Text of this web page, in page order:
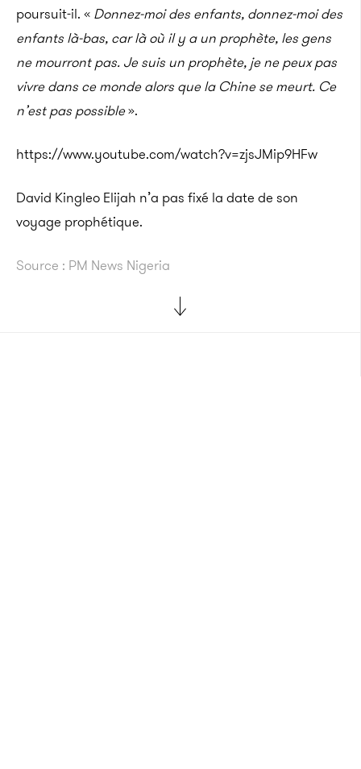
poursuit-il. « Donnez-moi des enfants, donnez-moi des
enfants là-bas, car là où il y a un prophète, les gens
ne mourront pas. Je suis un prophète, je ne peux pas
vivre dans ce monde alors que la Chine se meurt. Ce
n’est pas possible».
https://www.youtube.com/watch?v=zjsJMip9HFw
David Kingleo Elijah n’a pas fixé la date de son
voyage prophétique.
Source : PM News Nigeria